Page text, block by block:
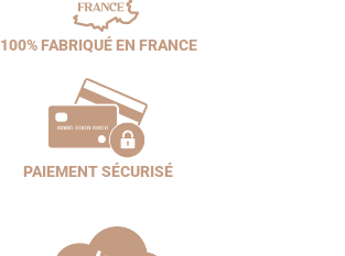
100% FABRIQUÉ EN FRANCE
PAIEMENT SÉCURISÉ